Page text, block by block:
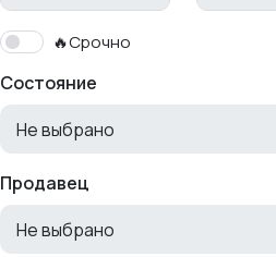
🔥Срочно
Состояние
Не выбрано
Продавец
Не выбрано